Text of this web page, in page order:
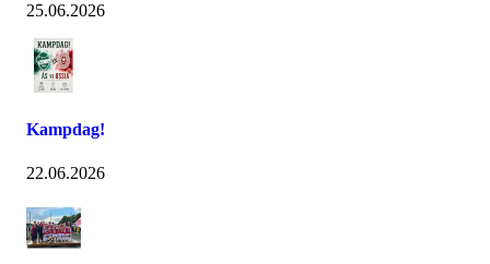
25.06.2026
Kampdag!
22.06.2026